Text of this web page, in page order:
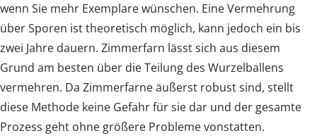
wenn Sie mehr Exemplare wünschen. Eine Vermehrung
über Sporen ist theoretisch möglich, kann jedoch ein bis
zwei Jahre dauern. Zimmerfarn lässt sich aus diesem
Grund am besten über die Teilung des Wurzelballens
vermehren. Da Zimmerfarne äußerst robust sind, stellt
diese Methode keine Gefahr für sie dar und der gesamte
Prozess geht ohne größere Probleme vonstatten.